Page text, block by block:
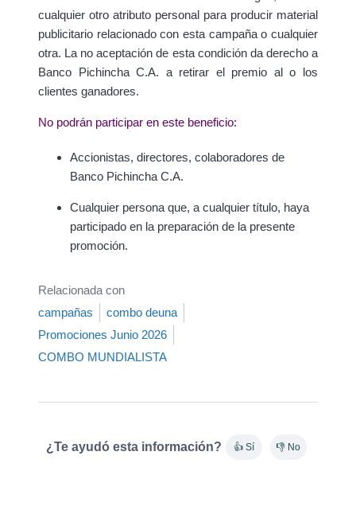
cualquier otro atributo personal para producir material
publicitario relacionado con esta campaña o cualquier
otra. La no aceptación de esta condición da derecho a
Banco Pichincha C.A. a retirar el premio al o los
clientes ganadores.
No podrán participar en este beneficio:
Accionistas, directores, colaboradores de
Banco Pichincha C.A.
Cualquier persona que, a cualquier título, haya
participado en la preparación de la presente
promoción.
Relacionada con
campañas
combo deuna
Promociones Junio 2026
COMBO MUNDIALISTA
¿Te ayudó esta información? 👍 Sí 👎 No